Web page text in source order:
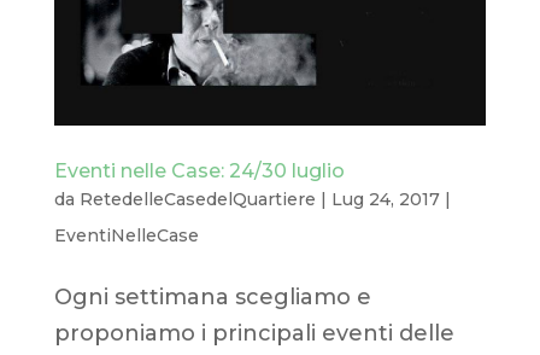
Eventi nelle Case: 24/30 luglio
da RetedelleCasedelQuartiere Lug 24, 2017|
EventiNelleCase
Ogni settimana scegliamo e
proponiamo i principali eventi delle